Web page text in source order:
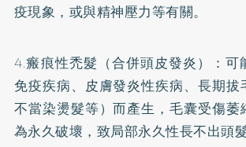
疫現象，或與精神壓力等有關。
4.瘢痕性禿髮（合併頭皮發炎）：可
免疫疾病、皮膚發炎性疾病、長期拔
不當染燙髮等）而產生，毛囊受傷萎
為永久破壞，致局部永久性長不出頭髮